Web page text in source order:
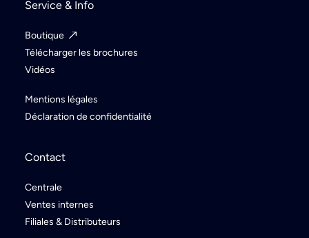
Service & Info
Boutique
Télécharger les brochures
Vidéos
Mentions légales
Déclaration de confidentialité
Contact
Centrale
Ventes internes
Filiales & Distributeurs